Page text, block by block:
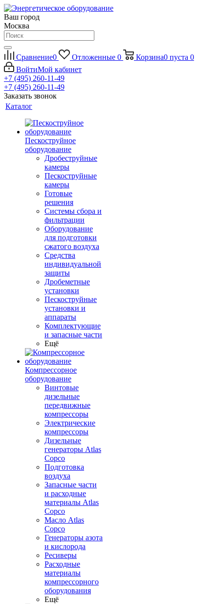
Ваш город
Москва
Сравнение0 Отложенные 0 Корзина0 пуста 0
ВойтиМой кабинет
+7 (495) 260-11-49
+7 (495) 260-11-49
Заказать звонок
Каталог
Пескоструйное
оборудование
Дробеструйные
камеры
Пескоструйные
камеры
Готовые
решения
Системы сбора и
фильтрации
Оборудование
для подготовки
сжатого воздуха
Средства
индивидуальной
защиты
Дробеметные
установки
Пескоструйные
установки и
аппараты
Комплектующие
и запасные части
Ещё
Компрессорное
оборудование
Винтовые
дизельные
передвижные
компрессоры
Электрические
компрессоры
Дизельные
генераторы Atlas
Copco
Подготовка
воздуха
Запасные части
и расходные
материалы Atlas
Copco
Масло Atlas
Copco
Генераторы азота
и кислорода
Ресиверы
Расходные
материалы
компрессорного
оборудования
Ещё